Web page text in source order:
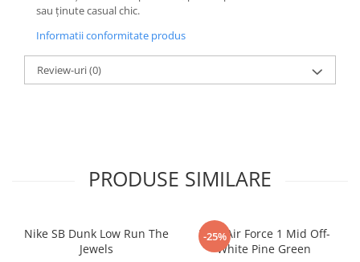
Mind
Pantofi Sport
Sabrina
Tech Challenge
Vomero
sau ținute casual chic.
Informatii conformitate produs
Review-uri(0)
PRODUSE SIMILARE
Nike SB Dunk Low Run The
Jewels
-25%
Nike Air Force 1 Mid Off-
White Pine Green